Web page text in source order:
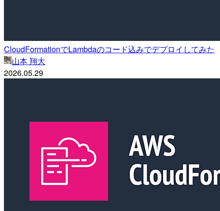
CloudFormationでLambdaのコード込みでデプロイしてみた
山本 翔大
2026.05.29